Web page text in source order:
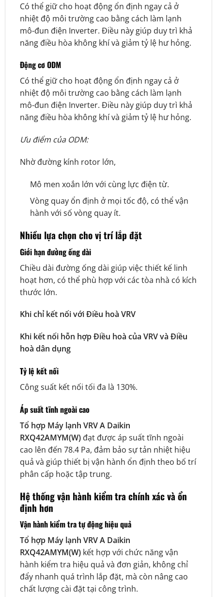
Có thể giữ cho hoạt động ổn định ngay cả ở
nhiệt độ môi trường cao bằng cách làm lạnh
mô-đun điện Inverter. Điều này giúp duy trì khả
năng điều hòa không khí và giảm tỷ lệ hư hỏng.
Động cơ ODM
Có thể giữ cho hoạt động ổn định ngay cả ở
nhiệt độ môi trường cao bằng cách làm lạnh
mô-đun điện Inverter. Điều này giúp duy trì khả
năng điều hòa không khí và giảm tỷ lệ hư hỏng.
Ưu điểm của ODM:
Nhờ đường kính rotor lớn,
Mô men xoắn lớn với cùng lực điện từ.
Vòng quay ổn định ở mọi tốc độ, có thể vận
hành với số vòng quay ít.
Nhiều lựa chọn cho vị trí lắp đặt
Giới hạn đường ống dài
Chiều dài đường ống dài giúp việc thiết kế linh
hoạt hơn, có thể phù hợp với các tòa nhà có kích
thước lớn.
Khi chỉ kết nối với Điều hoà VRV
Khi kết nối hỗn hợp Điều hoà của VRV và Điều
hoà dân dụng
Tỷ lệ kết nối
Công suất kết nối tối đa là 130%.
Áp suất tĩnh ngoài cao
Tổ hợp Máy lạnh VRV A Daikin
RXQ42AMYM(W) đạt được áp suất tĩnh ngoài
cao lên đến 78.4 Pa, đảm bảo sự tản nhiệt hiệu
quả và giúp thiết bị vận hành ổn định theo bố trí
phân cấp hoặc tập trung.
Hệ thống vận hành kiểm tra chính xác và ổn
định hơn
Vận hành kiểm tra tự động hiệu quả
Tổ hợp Máy lạnh VRV A Daikin
RXQ42AMYM(W)kết hợp với chức năng vận
hành kiểm tra hiệu quả và đơn giản, không chỉ
đẩy nhanh quá trình lắp đặt, mà còn nâng cao
chất lượng cài đặt tại công trình.